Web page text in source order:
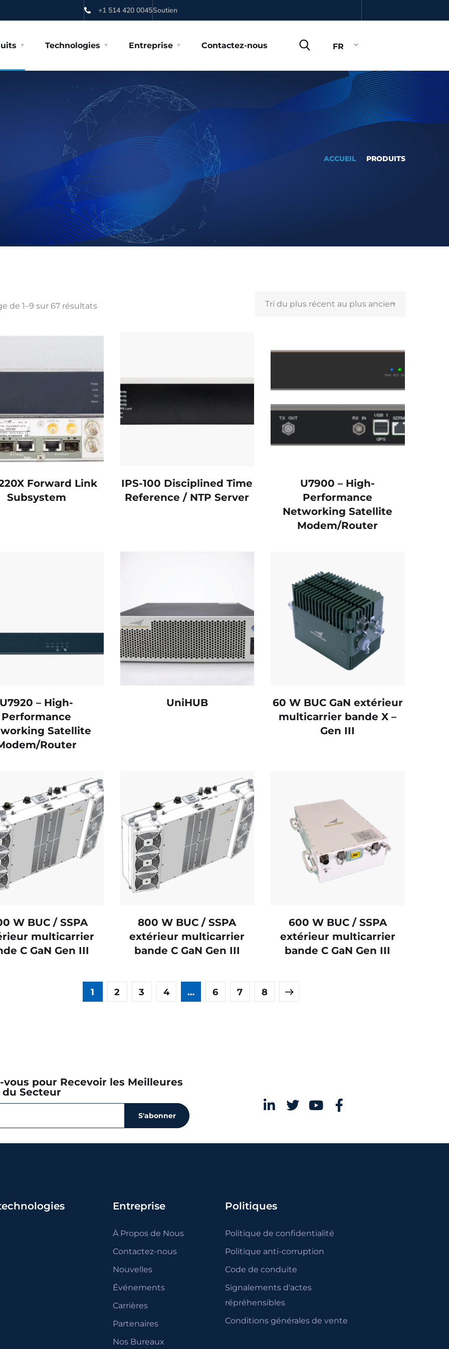
+1 514 420 0045Soutien
Technologies Entreprise Contactez-nous FR
ACCUEIL PRODUITS
de 1–9 sur 67 résultats
Forward Link
Subsystem
IPS-100 Disciplined Time
Reference / NTP Server
U7900 – High-
Performance
Networking Satellite
Modem/Router
U7920 – High-
Performance
Satellite
Router
UniHUB
60 W BUC GaN extérieur
multicarrier bande X –
Gen III
W BUC / SSPA
multicarrier
C GaN Gen III
800 W BUC / SSPA
extérieur multicarrier
bande C GaN Gen III
600 W BUC / SSPA
extérieur multicarrier
bande C GaN Gen III
1 2 3 4 … 6 7 8
vous pour Recevoir les Meilleures
du Secteur
S'abonner
Entreprise
À Propos de Nous
Contactez-nous
Nouvelles
Événements
Carrières
Partenaires
Nos Bureaux
Politiques
Politique de confidentialité
Politique anti-corruption
Code de conduite
Signalements d'actes
répréhensibles
Conditions générales de vente